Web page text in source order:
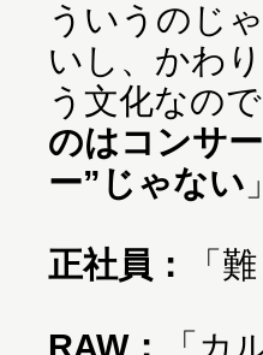
ういうのじ
いし、かわ
う文化なので
のはコンサ
ー”じゃない 」
正社員： 「
RAW：
「カ